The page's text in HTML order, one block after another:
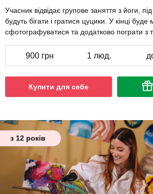
Учасник відвідає групове заняття з йоги,
будуть бігати і гратися цуцики. У кінці буде
сфотографуватися та додатково пограти з
900 грн 1 люд.
Купити для себе
з 12 років